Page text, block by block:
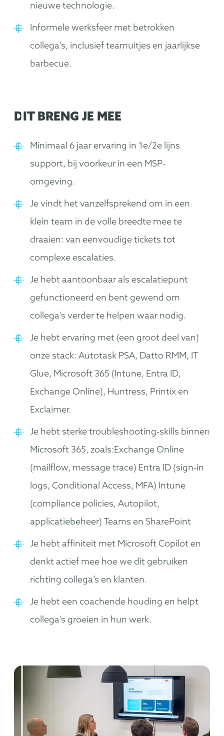
nieuwe technologie.
Informele werksfeer met betrokken
collega’s, inclusief teamuitjes en jaarlijkse
barbecue.
DIT BRENG JE MEE
Minimaal 6 jaar ervaring in 1e/2e lijns
support, bij voorkeur in een MSP-
omgeving.
Je vindt het vanzelfsprekend om in een
klein team in de volle breedte mee te
draaien: van eenvoudige tickets tot
complexe escalaties.
Je hebt aantoonbaar als escalatiepunt
gefunctioneerd en bent gewend om
collega’s verder te helpen waar nodig.
Je hebt ervaring met (een groot deel van)
onze stack: Autotask PSA, Datto RMM, IT
Glue, Microsoft 365 (Intune, Entra ID,
Exchange Online), Huntress, Printix en
Exclaimer.
Je hebt sterke troubleshooting-skills binnen
Microsoft 365, zoals:Exchange Online
(mailflow, message trace) Entra ID (sign-in
logs, Conditional Access, MFA) Intune
(compliance policies, Autopilot,
applicatiebeheer) Teams en SharePoint
Je hebt affiniteit met Microsoft Copilot en
denkt actief mee hoe we dit gebruiken
richting collega’s en klanten.
Je hebt een coachende houding en helpt
collega’s groeien in hun werk.